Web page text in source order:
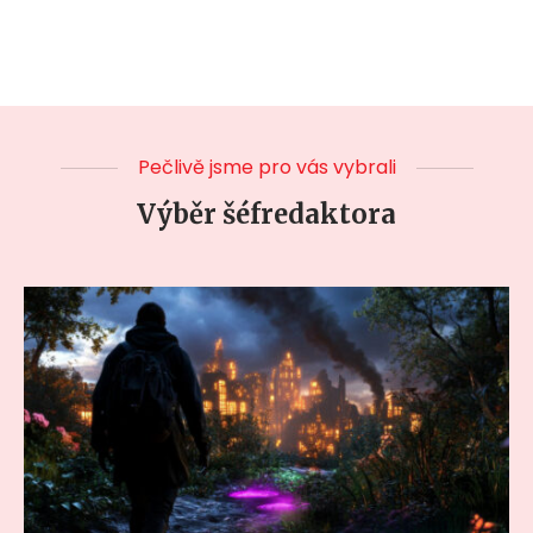
Pečlivě jsme pro vás vybrali
Výběr šéfredaktora